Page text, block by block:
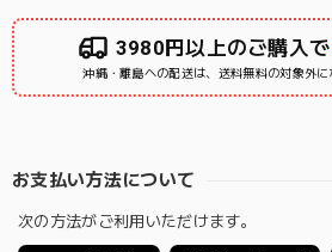
3980円以上のご購入で
沖縄・離島への配送は、送料無料の対象外に
お支払い方法について
次の方法がご利用いただけます。